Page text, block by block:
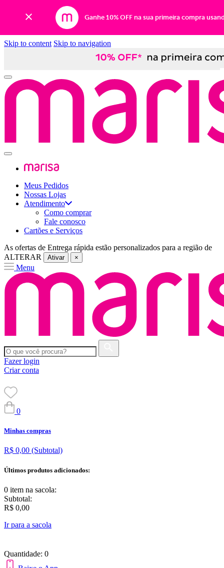
Ganhe 10% OFF na sua primeira compra
Skip to content Skip to navigation
Meus Pedidos
Nossas Lojas
Atendimento
Como comprar
Fale conosco
Cartões e Serviços
As ofertas de Entrega rápida estão personalizados para a região de
ALTERAR
Ativar ×
Menu
Fazer login
Criar conta
0
Minhas compras
R$ 0,00 (Subtotal)
Últimos produtos adicionados:
0 item na sacola:
Subtotal:
R$ 0,00
Ir para a sacola
Quantidade: 0